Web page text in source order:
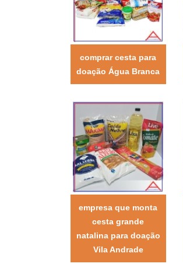
comprar cesta para
doação Água Branca
empresa que monta
cesta grande
natalina para doação
Vila Andrade